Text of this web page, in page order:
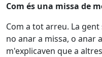
Com és una missa de
Com a tot arreu. La
no anar a missa, o anar
m'explicaven que a